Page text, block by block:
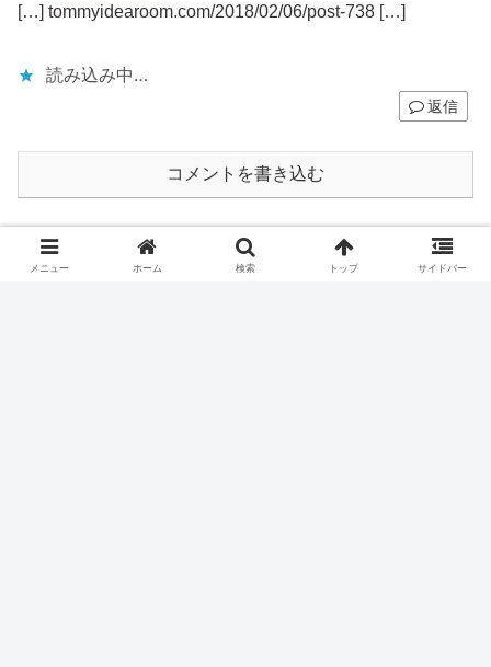
[…] tommyidearoom.com/2018/02/06/post-738 […]
読み込み中…
返信
コメントを書き込む
ホーム 海外の教育
メニュー ホーム 検索 トップ サイドバー